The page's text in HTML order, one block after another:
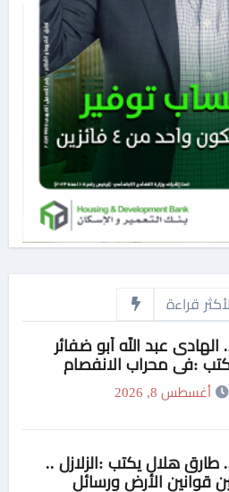
قراءة
الهادى عبد الله أبو ضفائر
:في محراب الانفصام
الأخلاقي.. حين تنفصل الشعيرة
عن الضمير
أغسطس 8, 2026
طارق هلال يكتب :الزلازل ..
قوانين الأرض ورسائل